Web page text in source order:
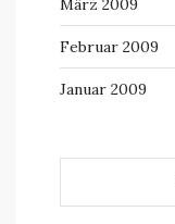
März 2009
Februar 2009
Januar 2009